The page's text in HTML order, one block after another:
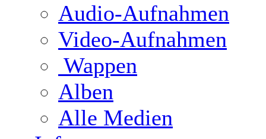
Audio-Aufnahmen
Video-Aufnahmen
Wappen
Alben
Alle Medien